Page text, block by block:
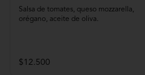
Salsa de tomates, queso mozzarella,
orégano, aceite de oliva.
$12.500